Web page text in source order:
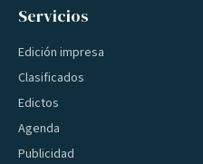
Servicios
Edición impresa
Clasificados
Edictos
Agenda
Publicidad